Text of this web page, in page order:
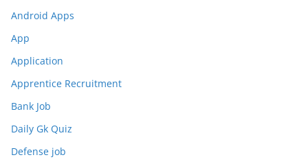
Android Apps
App
Application
Apprentice Recruitment
Bank Job
Daily Gk Quiz
Defense job